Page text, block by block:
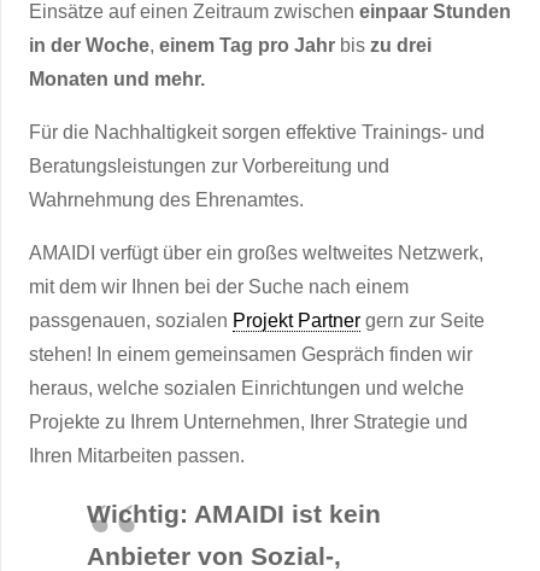
Einsätze auf einen Zeitraum zwischen einpaar Stunden
in der Woche, einem Tag pro Jahr bis zu drei
Monaten und mehr.
Für die Nachhaltigkeit sorgen effektive Trainings- und
Beratungsleistungen zur Vorbereitung und
Wahrnehmung des Ehrenamtes.
AMAIDI verfügt über ein großes weltweites Netzwerk,
mit dem wir Ihnen bei der Suche nach einem
passgenauen, sozialen Projekt Partner gern zur Seite
stehen! In einem gemeinsamen Gespräch finden wir
heraus, welche sozialen Einrichtungen und welche
Projekte zu Ihrem Unternehmen, Ihrer Strategie und
Ihren Mitarbeiten passen.
Wichtig: AMAIDI ist kein
Anbieter von Sozial-,